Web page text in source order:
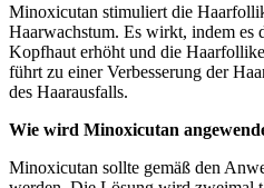
Minoxicutan stimuliert die
Haarwachstum. Es wirkt, indem
Kopfhaut erhöht und die
führt zu einer Verbesserung der
des Haarausfalls.
Wie wird Minoxicutan
Minoxicutan sollte gemäß den